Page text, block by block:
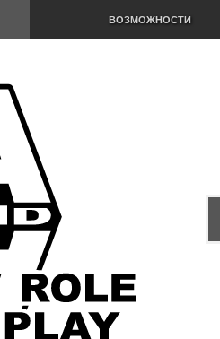
ВОЗМОЖНОСТИ